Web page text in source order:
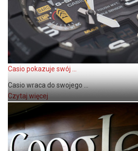
Casio pokazuje swój ...
Casio wraca do swojego ...
Czytaj więcej